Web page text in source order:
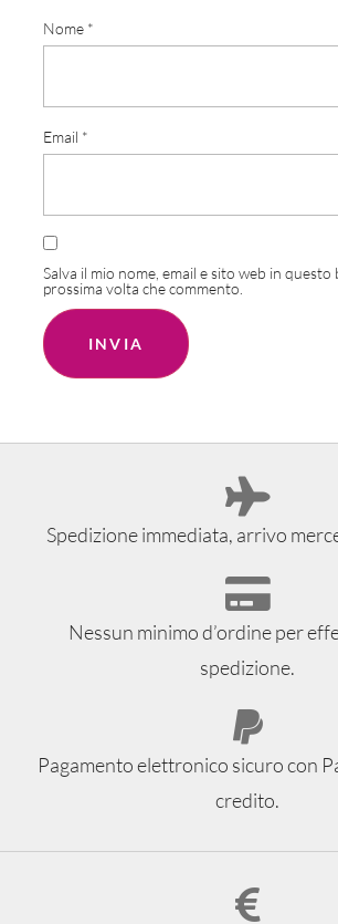
Nome *
Email *
Salva il mio nome, email e sito web in
prossima volta che commento.
Spedizione immediata, arrivo
Nessun minimo d’ordine per
spedizione.
Pagamento elettronico sicuro con
credito.